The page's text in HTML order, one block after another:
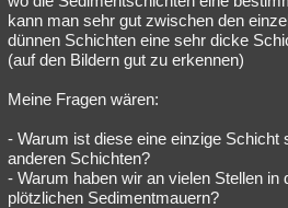
Musik Clash Verbesserungen
Übersichten
Besucht Teilgenommen
Lesenswert Schlüsselwörter
kann man sehr gut zwischen den
dünnen Schichten eine sehr dicke
(auf den Bildern gut zu erkennen)
Meine Fragen wären:
- Warum ist diese eine einzige Schicht
anderen Schichten?
- Warum haben wir an vielen Stellen in
plötzlichen Sedimentmauern?